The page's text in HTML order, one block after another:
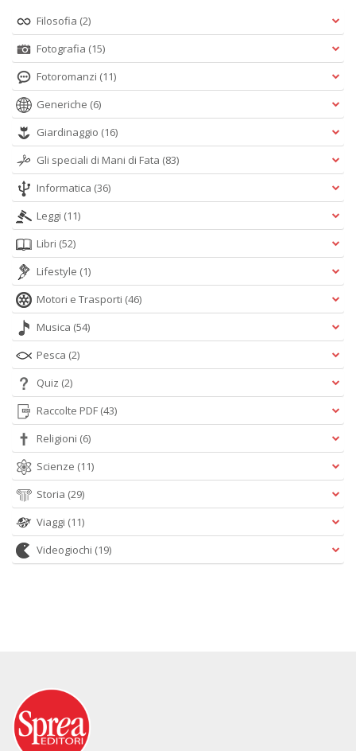
Filosofia (2)
Fotografia (15)
Fotoromanzi (11)
Generiche (6)
Giardinaggio (16)
Gli speciali di Mani di Fata (83)
Informatica (36)
Leggi (11)
Libri (52)
Lifestyle (1)
Motori e Trasporti (46)
Musica (54)
Pesca (2)
Quiz (2)
Raccolte PDF (43)
Religioni (6)
Scienze (11)
Storia (29)
Viaggi (11)
Videogiochi (19)